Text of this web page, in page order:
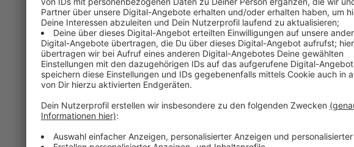
Auch in Wichlinghausen gab es ein Feuer in
der Görlitzer Straße. Im Keller brannte Pappe
Menschen aus dem Haus mit Verdacht auf
Einige Menschen hat die Feuerwehr mit einer
geholt. Außerdem hat sie zwei Katzen aus einer
wie der Brand entstanden ist.
Veröffentlicht:Donnerstag, 11.12.2025 06:40
Anzeige